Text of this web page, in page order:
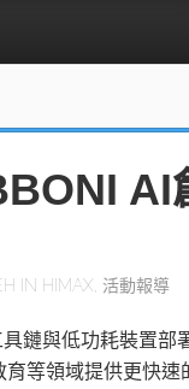
IN HIMAX 活動報導
鏈與低功耗裝置部
等領域提供更快